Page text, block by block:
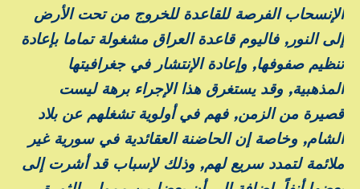
الإنسحاب الفرصة للقاعدة للخروج من تحت الأرض
إلى النور, فاليوم قاعدة العراق مشغولة تماما بإعادة
تنظيم صفوفها, وإعادة الإنتشار في جغرافيتها
المذهبية, وقد يستغرق هذا الإجراء برهة ليست
قصيرة من الزمن, فهم في أولوية تشغلهم عن بلاد
الشام, وخاصة إن الحاضنة العقائدية في سورية غير
ملائمة لتمدد سريع لهم, وذلك لإسباب قد أشرت إلى